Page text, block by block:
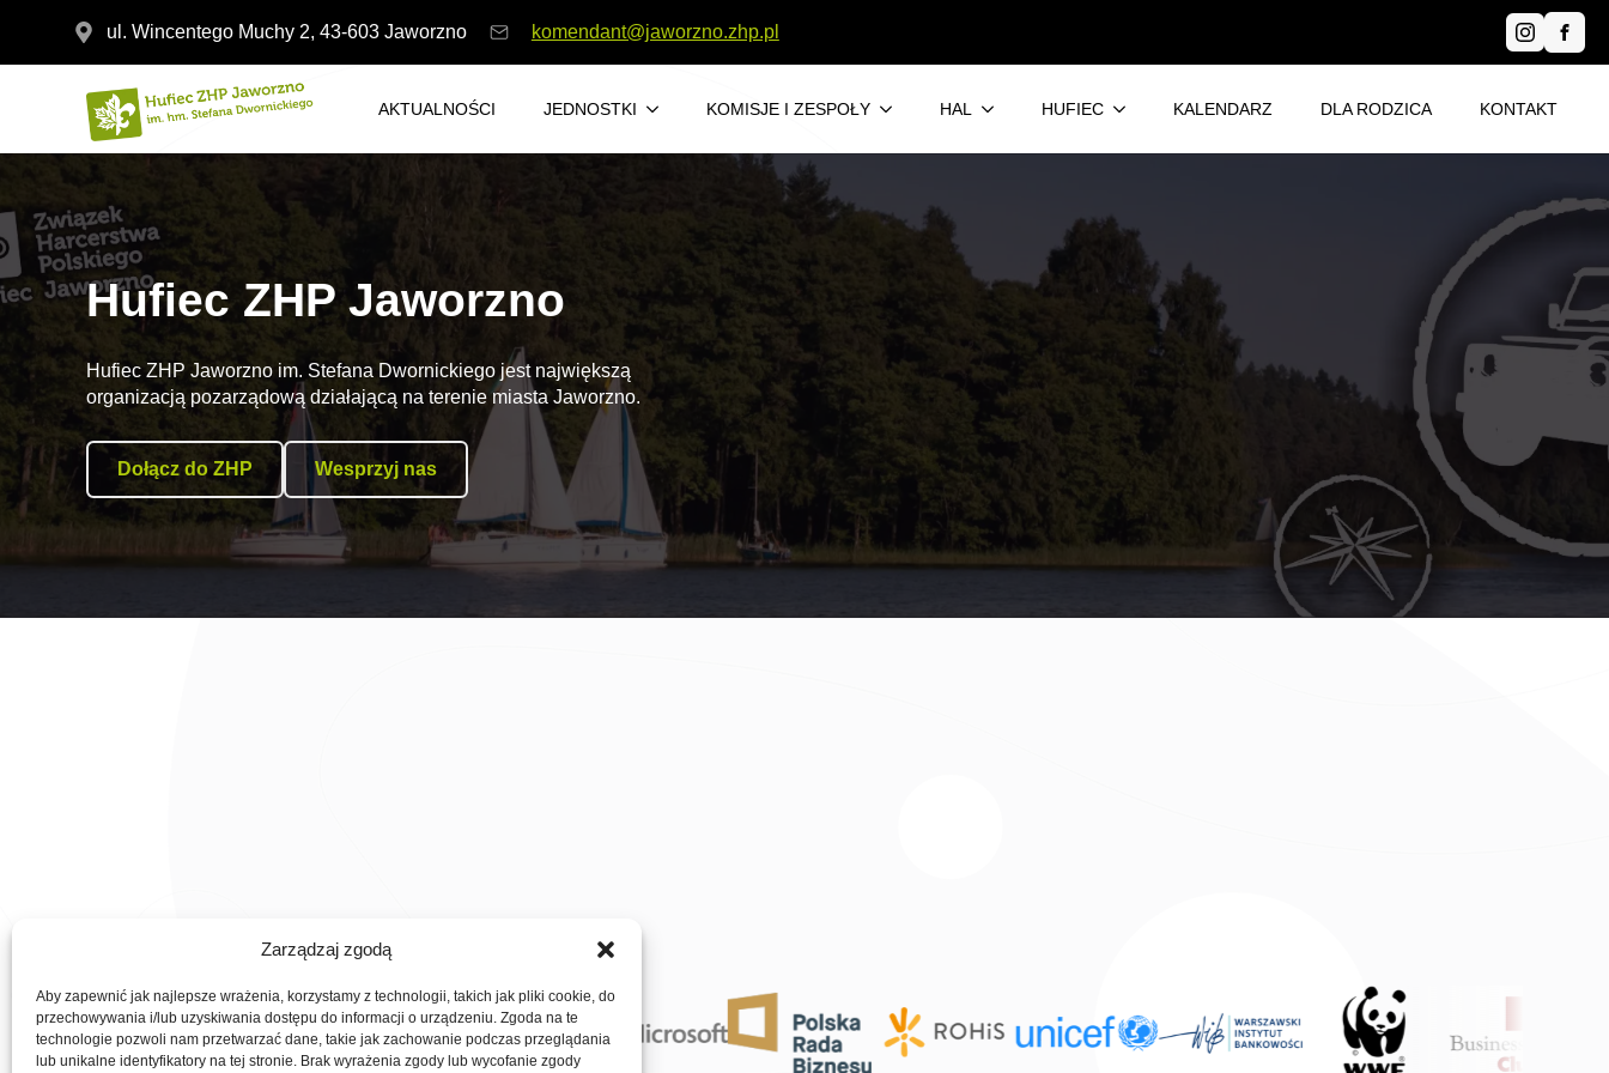
Zarządzaj zgodą
Aby zapewnić jak najlepsze wrażenia, korzystamy z technologii, takich jak pliki cookie, do
przechowywania i/lub uzyskiwania dostępu do informacji o urządzeniu. Zgoda na te
technologie pozwoli nam przetwarzać dane, takie jak zachowanie podczas przeglądania
lub unikalne identyfikatory na tej stronie. Brak wyrażenia zgody lub wycofanie zgody
ul. Wincentego Muchy 2, 43-603 Jaworzno komendant@jaworzno.zhp.pl
AKTUALNOŚCI JEDNOSTKI KOMISJE I ZESPOŁY HAL HUFIEC KALENDARZ DLA RODZICA KONTAKT
Hufiec ZHP Jaworzno
Hufiec ZHP Jaworzno im. Stefana Dwornickiego jest największą
organizacją pozarządową działającą na terenie miasta Jaworzno.
Dołącz do ZHP Wesprzyj nas